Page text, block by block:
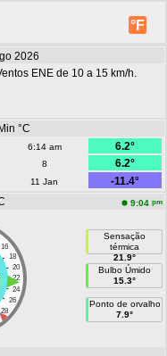
°F
2026
ENE de 10 a 15 km/h.
°C
6:14 am
6.2°
8
6.2°
11 Jan
-11.4°
9:04 pm
16
18
20
22
24
26
28
Sensação
térmica
21.9°
Bulbo Úmido
15.3°
Ponto de orvalho
7.9°